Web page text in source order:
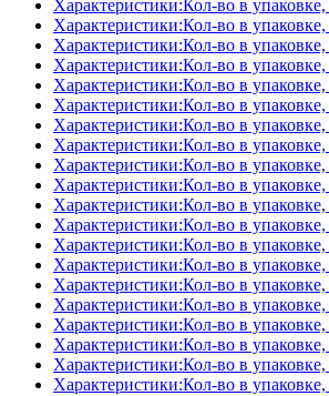
Характеристики:Кол-во в
Характеристики:Кол-во в
Характеристики:Кол-во в
Характеристики:Кол-во в
Характеристики:Кол-во в
Характеристики:Кол-во в
Характеристики:Кол-во в
Характеристики:Кол-во в
Характеристики:Кол-во в
Характеристики:Кол-во в
Характеристики:Кол-во в
Характеристики:Кол-во в
Характеристики:Кол-во в
Характеристики:Кол-во в
Характеристики:Кол-во в
Характеристики:Кол-во в
Характеристики:Кол-во в
Характеристики:Кол-во в
Характеристики:Кол-во в
Характеристики:Кол-во в